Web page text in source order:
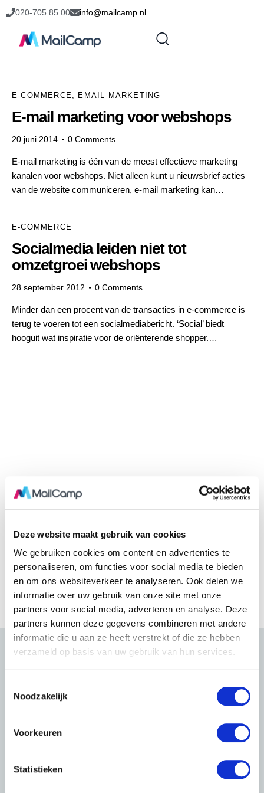
Deze website maakt gebruik van cookies
We gebruiken cookies om content en advertenties te
personaliseren, om functies voor social media te bieden
en om ons websiteverkeer te analyseren. Ook delen we
informatie over uw gebruik van onze site met onze
partners voor social media, adverteren en analyse. Deze
partners kunnen deze gegevens combineren met andere
informatie die u aan ze heeft verstrekt of die ze hebben
verzameld op basis van uw gebruik van hun services.
Noodzakelijk
Voorkeuren
Statistieken
020-705 85 00 info@mailcamp.nl
E-COMMERCE, EMAIL MARKETING
E-mail marketing voor webshops
20 juni 2014 0 Comments
E-mail marketing is één van de meest effectieve marketing
kanalen voor webshops. Niet alleen kunt u nieuwsbrief acties
van de website communiceren, e-mail marketing kan…
E-COMMERCE
Socialmedia leiden niet tot
omzetgroei webshops
28 september 2012 0 Comments
Minder dan een procent van de transacties in e-commerce is
terug te voeren tot een socialmediabericht. ‘Social’ biedt
hooguit wat inspiratie voor de oriënterende shopper.…